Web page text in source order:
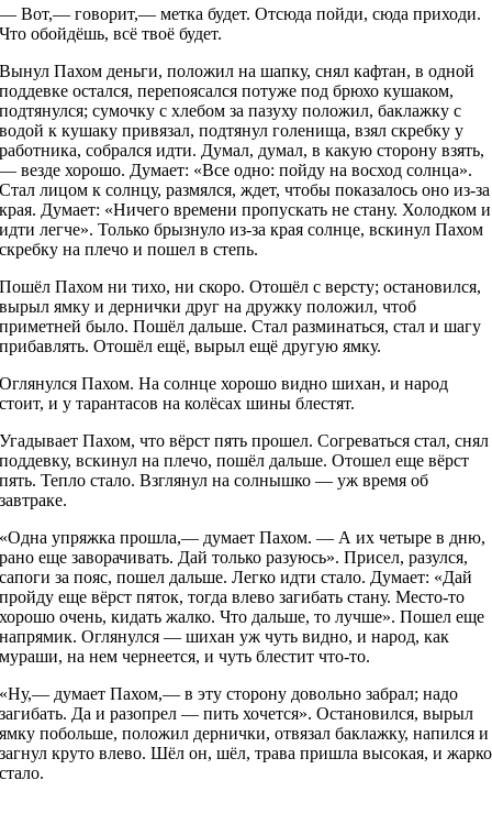
— Вот,— говорит,— метка будет. Отсюда пойди, сюда приходи.
Что обойдёшь, всё твоё будет.
Вынул Пахом деньги, положил на шапку, снял кафтан, в одной
поддевке остался, перепоясался потуже под брюхо кушаком,
подтянулся; сумочку с хлебом за пазуху положил, баклажку с
водой к кушаку привязал, подтянул голенища, взял скребку у
работника, собрался идти. Думал, думал, в какую сторону взять,
— везде хорошо. Думает: «Все одно: пойду на восход солнца».
Стал лицом к солнцу, размялся, ждет, чтобы показалось оно из-за
края. Думает: «Ничего времени пропускать не стану. Холодком и
идти легче». Только брызнуло из-за края солнце, вскинул Пахом
скребку на плечо и пошел в степь.
Пошёл Пахом ни тихо, ни скоро. Отошёл с версту; остановился,
вырыл ямку и дернички друг на дружку положил, чтоб
приметней было. Пошёл дальше. Стал разминаться, стал и шагу
прибавлять. Отошёл ещё, вырыл ещё другую ямку.
Оглянулся Пахом. На солнце хорошо видно шихан, и народ
стоит, и у тарантасов на колёсах шины блестят.
Угадывает Пахом, что вёрст пять прошел. Согреваться стал, снял
поддевку, вскинул на плечо, пошёл дальше. Отошел еще вёрст
пять. Тепло стало. Взглянул на солнышко — уж время об
завтраке.
«Одна упряжка прошла,— думает Пахом. — А их четыре в дню,
рано еще заворачивать. Дай только разуюсь». Присел, разулся,
сапоги за пояс, пошел дальше. Легко идти стало. Думает: «Дай
пройду еще вёрст пяток, тогда влево загибать стану. Место-то
хорошо очень, кидать жалко. Что дальше, то лучше». Пошел еще
напрямик. Оглянулся — шихан уж чуть видно, и народ, как
мураши, на нем чернеется, и чуть блестит что-то.
«Ну,— думает Пахом,— в эту сторону довольно забрал; надо
загибать. Да и разопрел — пить хочется». Остановился, вырыл
ямку побольше, положил дернички, отвязал баклажку, напился и
загнул круто влево. Шёл он, шёл, трава пришла высокая, и жарко
стало.